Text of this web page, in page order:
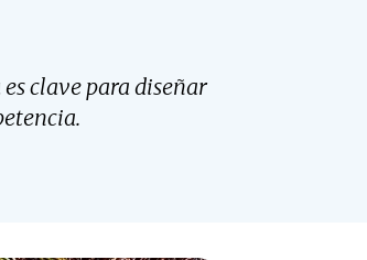
clave para diseñar